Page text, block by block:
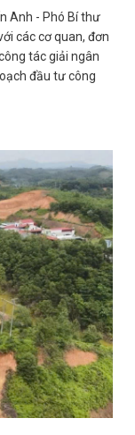
Anh - Phó Bí thư
các cơ quan, đơn
tác giải ngân
đầu tư công